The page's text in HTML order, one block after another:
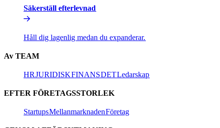
Säkerställ efterlevnad​​
Håll dig lagenlig medan du expanderar.​​
Av TEAM​​
HR​​JURIDISK​​FINANS​​DET​​Ledarskap​​
EFTER FÖRETAGSSTORLEK​​
Startups​​Mellanmarknaden​​Företag​​